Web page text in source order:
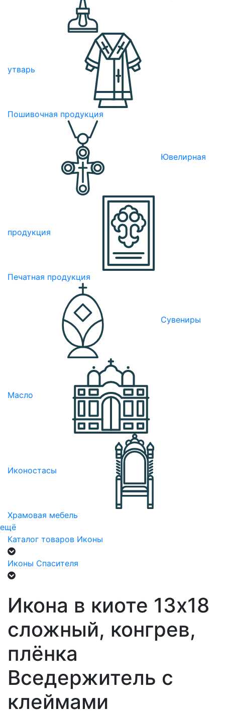
утварь
Пошивочная продукция
Ювелирная
продукция
Печатная продукция
Сувениры
Масло
Иконостасы
Храмовая мебель
ещё
Каталог товаров Иконы
Иконы Спасителя
Икона в киоте 13х18
сложный, конгрев,
плёнка
Вседержитель с
клеймами